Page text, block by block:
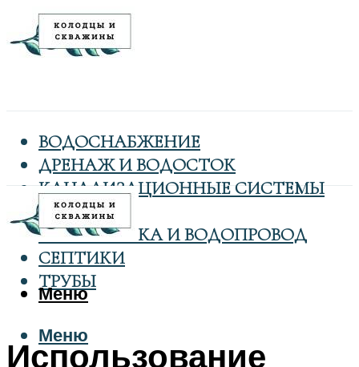
ВОДОСНАБЖЕНИЕ
ДРЕНАЖ И ВОДОСТОК
КАНАЛИЗАЦИОННЫЕ СИСТЕМЫ
КОЛОДЦЫ
САНТЕХНИКА И ВОДОПРОВОД
СЕПТИКИ
ТРУБЫ
Меню
Меню
Использование